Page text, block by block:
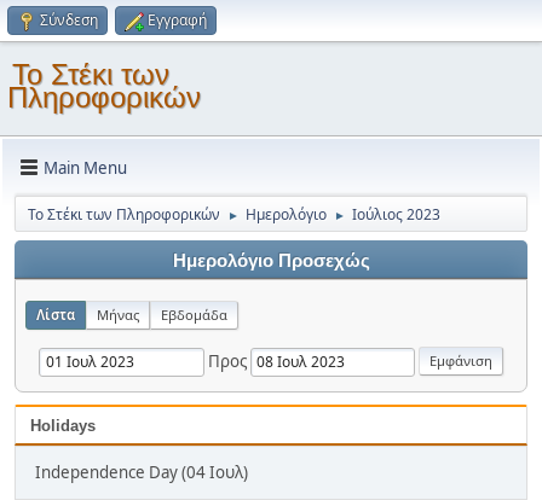
Σύνδεση Εγγραφή
Το Στέκι των
Πληροφορικών
Main Menu
Το Στέκι των Πληροφορικών ► Ημερολόγιο ► Ιούλιος 2023
Ημερολόγιο Προσεχώς
Λίστα Μήνας Εβδομάδα
Προς
Holidays
Independence Day (04 Ιουλ)